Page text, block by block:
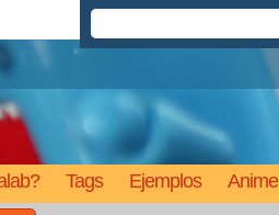
Tags Ejemplos Anime